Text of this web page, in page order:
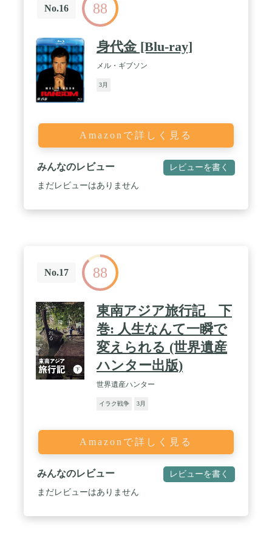
No.16 88
身代金 [Blu-ray]
メル・ギブソン
3月
Amazonで詳しく見る
みんなのレビュー レビューを書く
まだレビューはありません
No.17 88
東南アジア旅行記 下
巻: 人生なんて一瞬で
変えられる (世界遺産
ハンター出版)
世界遺産ハンター
イラク戦争 3月
Amazonで詳しく見る
みんなのレビュー レビューを書く
まだレビューはありません